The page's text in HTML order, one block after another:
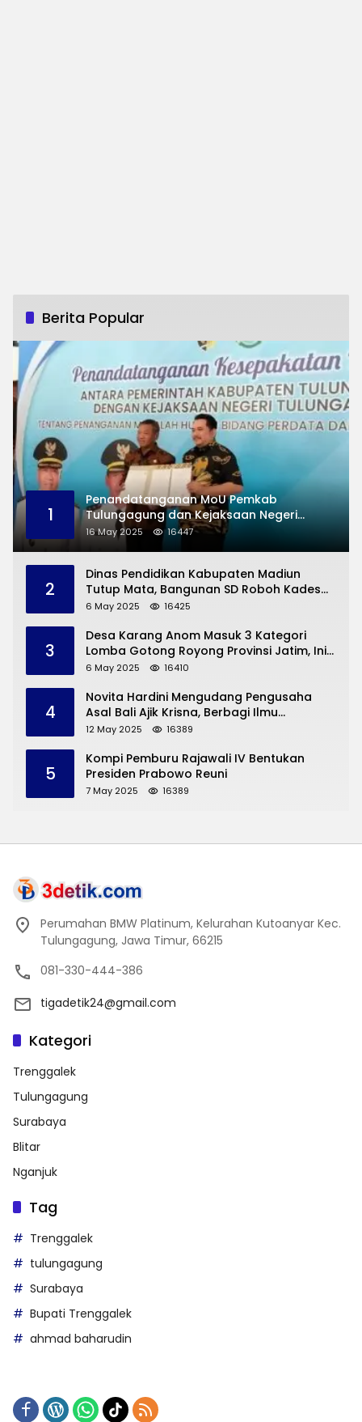
Berita Popular
1
Penandatanganan MoU Pemkab
Tulungagung dan Kejaksaan Negeri
Permasalahan Hukum
16 May 2025 16447
2
Dinas Pendidikan Kabupaten Madiun
Tutup Mata, Bangunan SD Roboh Kades
Dermorejo Bangun Pakai Dana Pribadi
6 May 2025 16425
3
Desa Karang Anom Masuk 3 Kategori
Lomba Gotong Royong Provinsi Jatim, Ini
yang Disampaikan Sekda Trenggalek
6 May 2025 16410
4
Novita Hardini Mengudang Pengusaha
Asal Bali Ajik Krisna, Berbagi Ilmu
Pengembangan Pariwisata dan UMKM
12 May 2025 16389
5
Kompi Pemburu Rajawali IV Bentukan
Presiden Prabowo Reuni
7 May 2025 16389
Perumahan BMW Platinum, Kelurahan Kutoanyar Kec.
Tulungagung, Jawa Timur, 66215
081-330-444-386
tigadetik24@gmail.com
Kategori
Trenggalek
Tulungagung
Surabaya
Blitar
Nganjuk
Tag
Trenggalek
tulungagung
Surabaya
Bupati Trenggalek
ahmad baharudin